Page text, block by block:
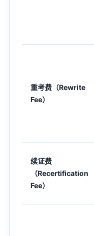
重考费（Rewrite
Fee）
续证费
（Recertification
Fee）